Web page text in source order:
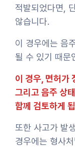
적발되었다면,
않습니다.
이 경우에는 음
될 수 있기 때문
이 경우, 면허가
그리고 음주 상
함께 검토하게
또한 사고가 발
경우에는 형사